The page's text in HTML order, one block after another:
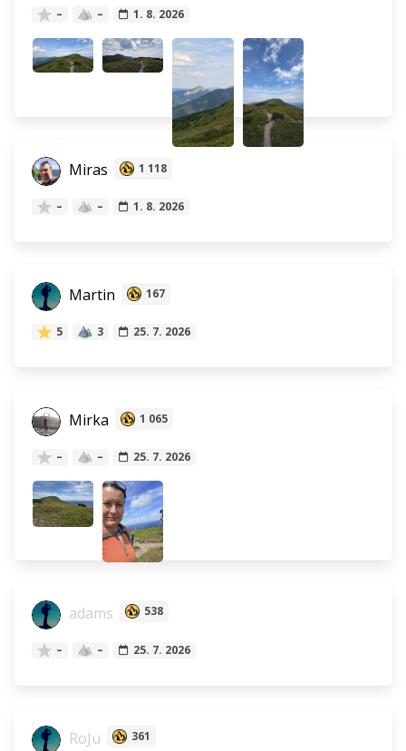
– – 1. 8. 2026
Miras 1 118
– – 1. 8. 2026
Martin 167
5 3 25. 7. 2026
Mirka 1 065
– – 25. 7. 2026
adams 538
– – 25. 7. 2026
RoJu 361